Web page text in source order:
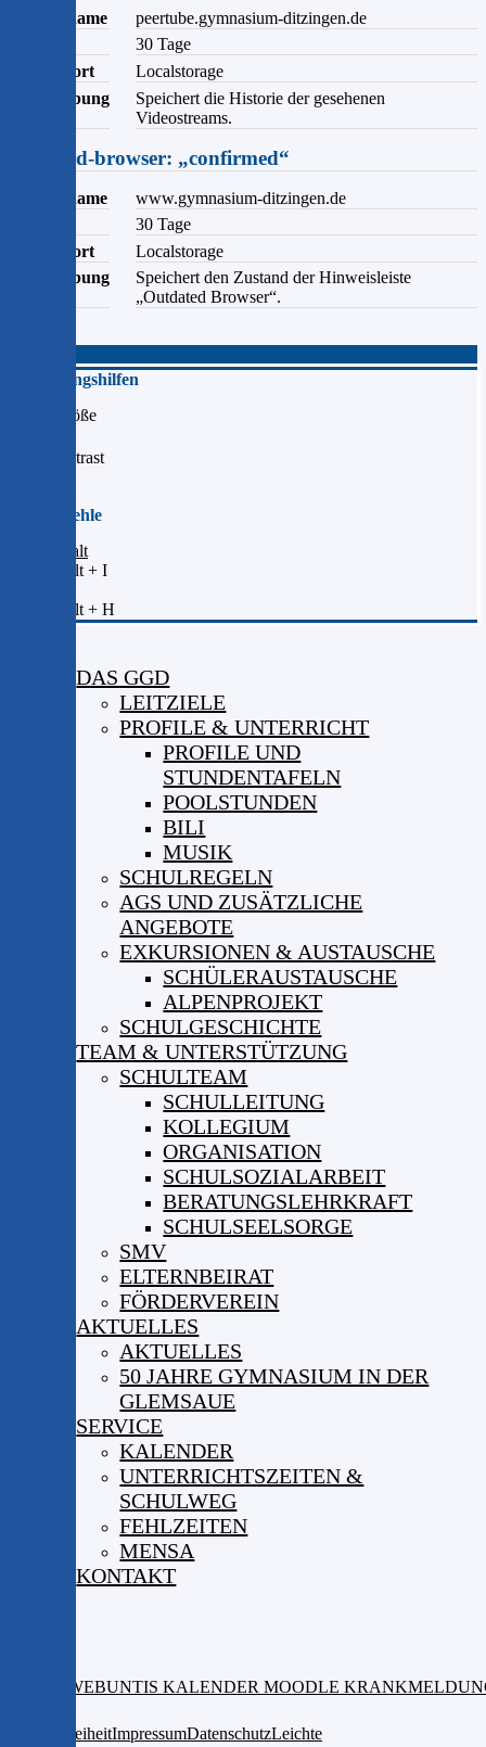
Domainname
peertube.gymnasium-ditzingen.de
30 Tage
Speicherort
Localstorage
Beschreibung
Speichert die Historie der gesehenen
Videostreams.
outdated-browser: „confirmed“
Domainname
www.gymnasium-ditzingen.de
30 Tage
Speicherort
Localstorage
Beschreibung
Speichert den Zustand der Hinweisleiste
„Outdated Browser“.
Bedienungshilfen
Schriftgröße
Hochkontrast
Kurzbefehle
Zum Inhalt
Shift + Alt + I
Shift + Alt + H
DAS GGD
LEITZIELE
PROFILE & UNTERRICHT
PROFILE UND
STUNDENTAFELN
POOLSTUNDEN
BILI
MUSIK
SCHULREGELN
AGS UND ZUSÄTZLICHE
ANGEBOTE
EXKURSIONEN & AUSTAUSCHE
SCHÜLERAUSTAUSCHE
ALPENPROJEKT
SCHULGESCHICHTE
TEAM & UNTERSTÜTZUNG
SCHULTEAM
SCHULLEITUNG
KOLLEGIUM
ORGANISATION
SCHULSOZIALARBEIT
BERATUNGSLEHRKRAFT
SCHULSEELSORGE
SMV
ELTERNBEIRAT
FÖRDERVEREIN
AKTUELLES
AKTUELLES
50 JAHRE GYMNASIUM IN DER
GLEMSAUE
SERVICE
KALENDER
UNTERRICHTSZEITEN &
SCHULWEG
FEHLZEITEN
MENSA
KONTAKT
WEBUNTIS KALENDER MOODLE
BarrierefreiheitImpressumDatenschutzLeichte